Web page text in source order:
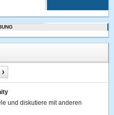
und diskutiere mit anderen